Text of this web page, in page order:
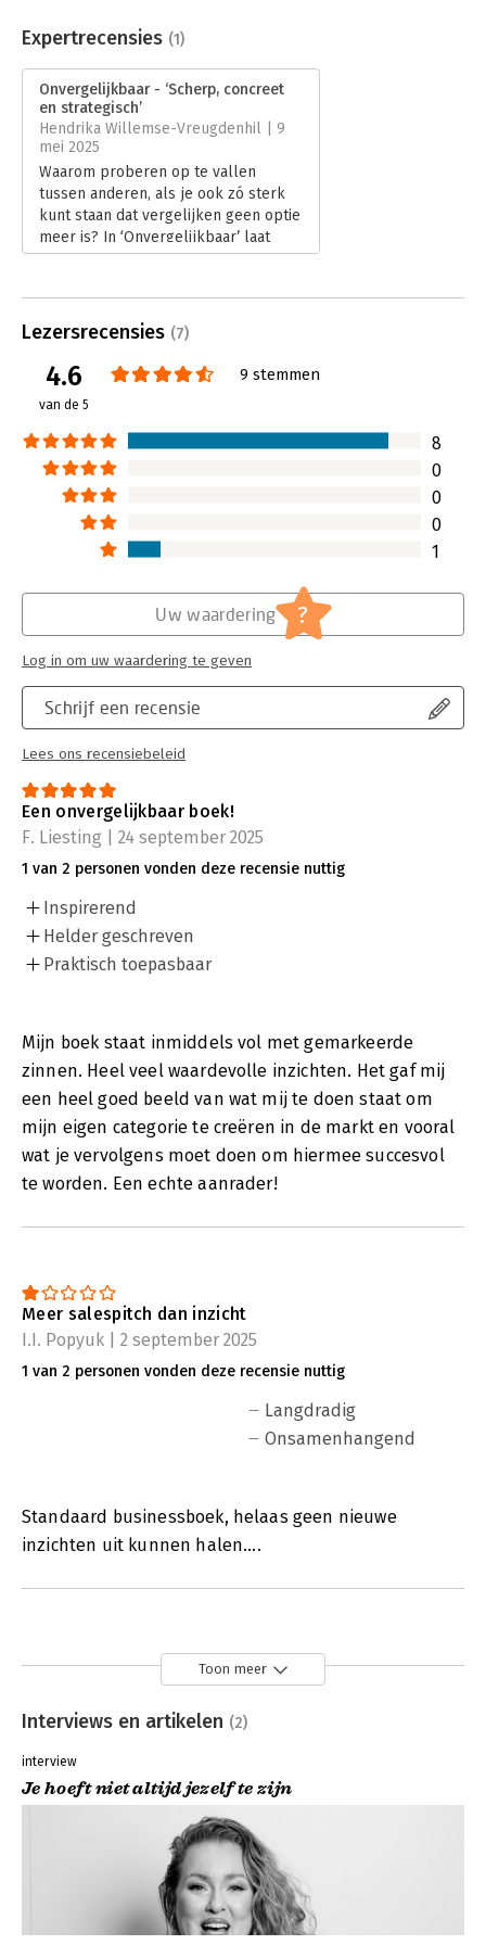
Uitgever:
Premium Business B.V
Verschijningsdatum:
Hoofdrubriek: Ondernemen , Strategisch management
Expertrecensies (1)
Onvergelijkbaar - ‘Scherp, concreet
en strategisch’
Hendrika Willemse-Vreugdenhil | 9
mei 2025
Waarom proberen op te vallen
tussen anderen, als je ook zó sterk
kunt staan dat vergelijken geen optie
meer is? In ‘Onvergelijkbaar’ laat
Marieke Pijler zien hoe ondernemers
scherpe inzichten en confronterende
vragen. In haar recensie deelt
Hendrika Willemse-Vreugdenhil
waarom dit boek haar direct in
beweging zette.
Lees verder
Lezersrecensies (7)
4.6
van de 5
9 stemmen
8
0
0
0
1
Schrijf een recensie
Lees ons recensiebeleid
Uw waardering ?
Log in om uw waardering te geven
Een onvergelijkbaar boek!
F. Liesting | 24 september 2025
1 van 2 personen vonden deze recensie nuttig
Inspirerend
Helder geschreven
Praktisch toepasbaar
Mijn boek staat inmiddels vol met gemarkeerde
zinnen. Heel veel waardevolle inzichten. Het gaf mij
een heel goed beeld van wat mij te doen staat om
mijn eigen categorie te creëren in de markt en vooral
wat je vervolgens moet doen om hiermee succesvol
te worden. Een echte aanrader!
Meer salespitch dan inzicht
I.I. Popyuk | 2 september 2025
1 van 2 personen vonden deze recensie nuttig
Langdradig
Onsamenhangend
Standaard businessboek, helaas geen nieuwe
inzichten uit kunnen halen....
Toon meer
Interviews en artikelen (2)
interview
Je hoeft niet altijd jezelf te zijn